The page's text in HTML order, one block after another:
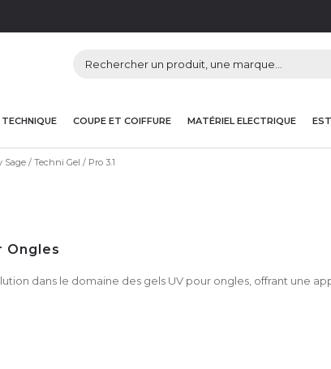
COUPE ET COIFFURE MATÉRIEL ELECTRIQUE
Sage Techni Gel Pro 3.1
Ongles
dans le domaine des gels UV pour ongles, offrant une